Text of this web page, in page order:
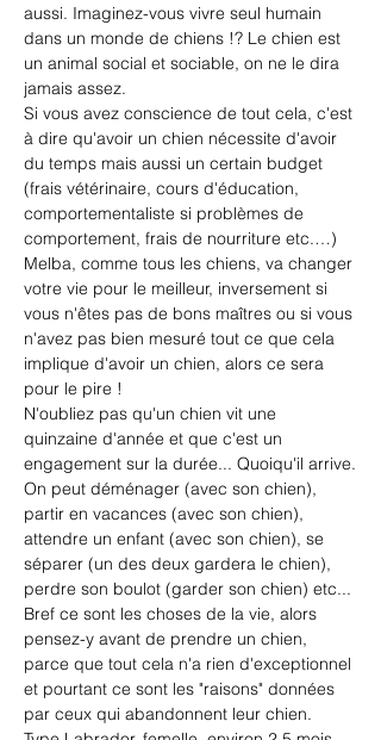
aussi. Imaginez-vous vivre seul humain
dans un monde de chiens !? Le chien est
un animal social et sociable, on ne le dira
jamais assez.
Si vous avez conscience de tout cela, c'est
à dire qu'avoir un chien nécessite d'avoir
du temps mais aussi un certain budget
(frais vétérinaire, cours d'éducation,
comportementaliste si problèmes de
comportement, frais de nourriture etc.…)
Melba, comme tous les chiens, va changer
votre vie pour le meilleur, inversement si
vous n'êtes pas de bons maîtres ou si vous
n'avez pas bien mesuré tout ce que cela
implique d'avoir un chien, alors ce sera
pour le pire !
N'oubliez pas qu'un chien vit une
quinzaine d'année et que c'est un
engagement sur la durée... Quoiqu'il arrive.
On peut déménager (avec son chien),
partir en vacances (avec son chien),
attendre un enfant (avec son chien), se
séparer (un des deux gardera le chien),
perdre son boulot (garder son chien) etc...
Bref ce sont les choses de la vie, alors
pensez-y avant de prendre un chien,
parce que tout cela n'a rien d'exceptionnel
et pourtant ce sont les "raisons" données
par ceux qui abandonnent leur chien.